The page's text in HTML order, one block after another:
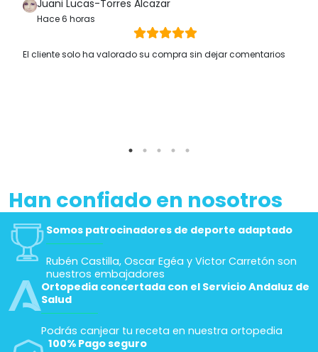
Juani Lucas-Torres Alcazar
Hace 6 horas
El cliente solo ha valorado su compra sin dejar comentarios
Han confiado en nosotros
Somos patrocinadores de deporte adaptado
Rubén Castilla, Oscar Egéa y Victor Carretón son
nuestros embajadores
Ortopedia concertada con el Servicio Andaluz de
Salud
Podrás canjear tu receta en nuestra ortopedia
100% Pago seguro